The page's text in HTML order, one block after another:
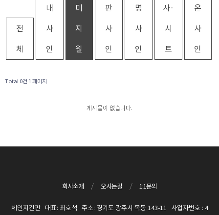
전
체
내
사
인
미
지
월
판
사
인
명
사
인
사·
시
트
온
사
인
Total 0건 1 페이지
게시물이 없습니다.
회사소개 / 오시는길 / 1:1문의
체인지간판 대표: 최호석 주소: 경기도 광주시 목동 143-11 사업자번호 : 4